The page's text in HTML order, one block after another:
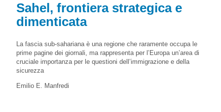
Sahel, frontiera strategica e
dimenticata
La fascia sub-sahariana è una regione che raramente occupa le
prime pagine dei giornali, ma rappresenta per l’Europa un’area di
cruciale importanza per le questioni dell’immigrazione e della
sicurezza
Emilio E. Manfredi